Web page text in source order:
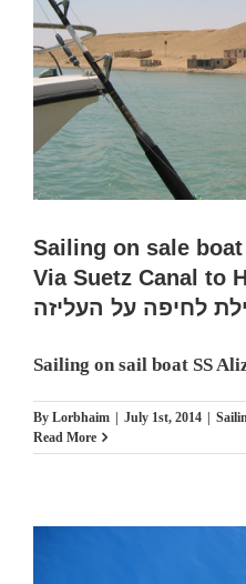
Sailing on sale
Via Suetz Canal to
לחיפה על העליזה
Sailing on sail boat SS
By Lorbhaim | July 1st, 2014 |
Read More